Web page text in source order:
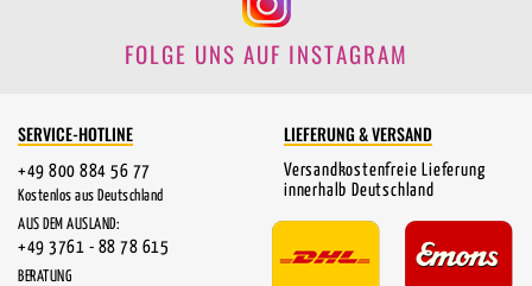
FOLGE UNS AUF INSTAGRAM
SERVICE-HOTLINE
+49 800 884 56 77
Kostenlos aus Deutschland
AUS DEM AUSLAND:
+49 3761 - 88 78 615
BERATUNG
LIEFERUNG & VERSAND
Versandkostenfreie Lieferung
innerhalb Deutschland